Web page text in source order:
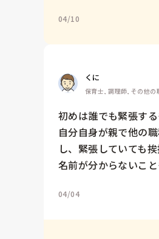
04/10
くに
保育士, 調理師, その他の
初めは誰でも緊張す
自分自身が親で他の
し、緊張していても
名前が分からないこ
04/04